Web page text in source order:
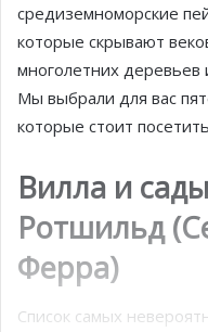
средиземноморские
которые скрывают
многолетних деревьев
Мы выбрали для вас
которые стоит
Вилла и
Ротшильд
Ферра)
Список самых